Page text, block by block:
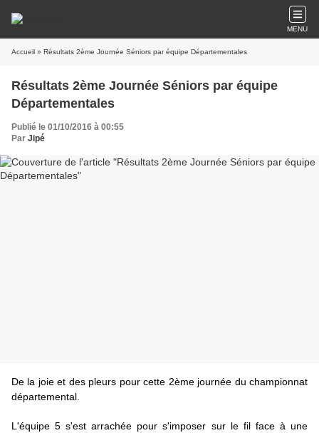
MENU
Accueil » Résultats 2ème Journée Séniors par équipe Départementales
Résultats 2ème Journée Séniors par équipe
Départementales
Publié le 01/10/2016 à 00:55
Par Jipé
De la joie et des pleurs pour cette 2ème journée du championnat
départemental.
L'équipe 5 s'est arrachée pour s'imposer sur le fil face à une